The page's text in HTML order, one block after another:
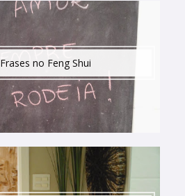
Frases no Feng Shui